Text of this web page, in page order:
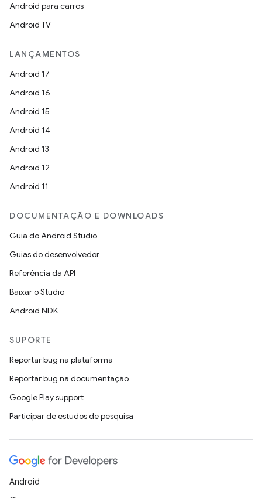
Android para carros
Android TV
LANÇAMENTOS
Android 17
Android 16
Android 15
Android 14
Android 13
Android 12
Android 11
DOCUMENTAÇÃO E DOWNLOADS
Guia do Android Studio
Guias do desenvolvedor
Referência da API
Baixar o Studio
Android NDK
SUPORTE
Reportar bug na plataforma
Reportar bug na documentação
Google Play support
Participar de estudos de pesquisa
Android